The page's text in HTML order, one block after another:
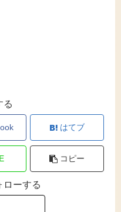
る
はてブ
コピー
ローする